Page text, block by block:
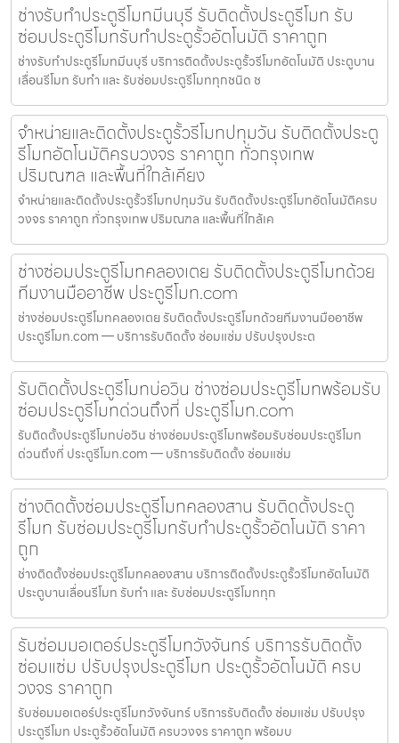
ช่างรับทำประตูรีโมทมีนบุรี รับติดตั้งประตูรีโมท รับ
ซ่อมประตูรีโมทรับทำประตูรั้วอัตโนมัติ ราคาถูก
ช่างรับทำประตูรีโมทมีนบุรี บริการติดตั้งประตูรั้วรีโมทอัตโนมัติ ประตูบาน
เลื่อนรีโมท รับทำ และ รับซ่อมประตูรีโมททุกชนิด ช
จำหน่ายและติดตั้งประตูรั้วรีโมทปทุมวัน รับติดตั้งประตู
รีโมทอัตโนมัติครบวงจร ราคาถูก ทั่วกรุงเทพ
ปริมณฑล และพื้นที่ใกล้เคียง
จำหน่ายและติดตั้งประตูรั้วรีโมทปทุมวัน รับติดตั้งประตูรีโมทอัตโนมัติครบ
วงจร ราคาถูก ทั่วกรุงเทพ ปริมณฑล และพื้นที่ใกล้เค
ช่างซ่อมประตูรีโมทคลองเตย รับติดตั้งประตูรีโมทด้วย
ทีมงานมืออาชีพ ประตูรีโมท.com
ช่างซ่อมประตูรีโมทคลองเตย รับติดตั้งประตูรีโมทด้วยทีมงานมืออาชีพ
ประตูรีโมท.com — บริการรับติดตั้ง ซ่อมแซ่ม ปรับปรุงประต
รับติดตั้งประตูรีโมทบ่อวิน ช่างซ่อมประตูรีโมทพร้อมรับ
ซ่อมประตูรีโมทด่วนถึงที่ ประตูรีโมท.com
รับติดตั้งประตูรีโมทบ่อวิน ช่างซ่อมประตูรีโมทพร้อมรับซ่อมประตูรีโมท
ด่วนถึงที่ ประตูรีโมท.com — บริการรับติดตั้ง ซ่อมแซ่ม
ช่างติดตั้งซ่อมประตูรีโมทคลองสาน รับติดตั้งประตู
รีโมท รับซ่อมประตูรีโมทรับทำประตูรั้วอัตโนมัติ ราคา
ถูก
ช่างติดตั้งซ่อมประตูรีโมทคลองสาน บริการติดตั้งประตูรั้วรีโมทอัตโนมัติ
ประตูบานเลื่อนรีโมท รับทำ และ รับซ่อมประตูรีโมททุก
รับซ่อมมอเตอร์ประตูรีโมทวังจันทร์ บริการรับติดตั้ง
ซ่อมแซ่ม ปรับปรุงประตูรีโมท ประตูรั้วอัตโนมัติ ครบ
วงจร ราคาถูก
รับซ่อมมอเตอร์ประตูรีโมทวังจันทร์ บริการรับติดตั้ง ซ่อมแซ่ม ปรับปรุง
ประตูรีโมท ประตูรั้วอัตโนมัติ ครบวงจร ราคาถูก พร้อมบ